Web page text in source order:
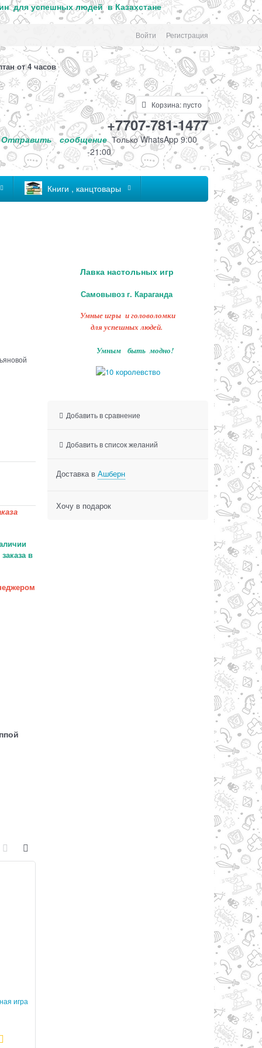
для успешных людей в Казахстане
Войти Регистрация
от 4 часов
Корзина:пусто
+7707-781-1477
Отправить сообщениеТолько WhatsApp 9:00
-21:00
Книги , канцтовары
в
игра
Свинтус Юный
игра
Лавка настольных игр
Самовывоз г. Караганда
Умные игры и головоломки
для успешных людей.
Умным быть модно!
Добавить в сравнение
Добавить в список желаний
Доставка в Ашберн
Хочу в подарок